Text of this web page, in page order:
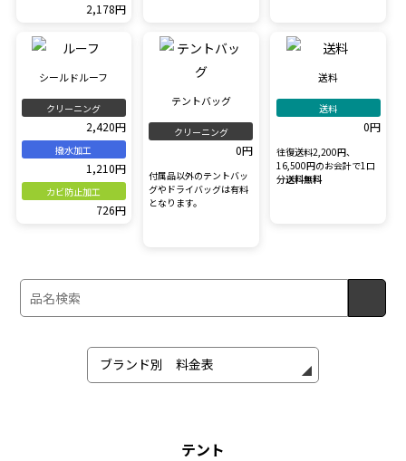
2,178円
シールドルーフ
クリーニング
2,420円
撥水加工
1,210円
カビ防止加工
726円
テントバッグ
クリーニング
0円
付属品以外のテントバッ
グやドライバッグは有料
となります。
送料
送料
0円
往復送料2,200円、
16,500円のお会計で1口
分送料無料
テント